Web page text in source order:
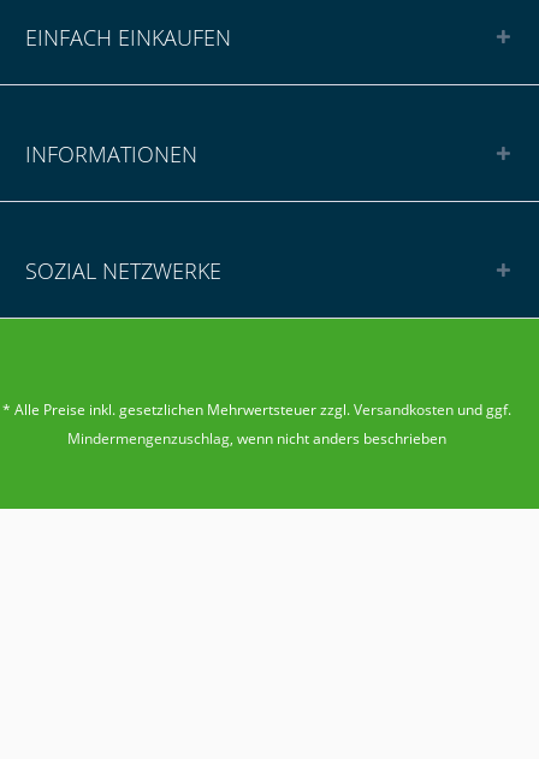
EINFACH EINKAUFEN
INFORMATIONEN
SOZIAL NETZWERKE
* Alle Preise inkl. gesetzlichen Mehrwertsteuer zzgl.Versandkostenund ggf.
Mindermengenzuschlag, wenn nicht anders beschrieben